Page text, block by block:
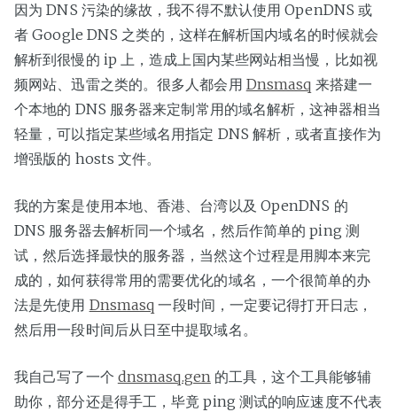
因为 DNS 污染的缘故，我不得不默认使用 OpenDNS 或
者 Google DNS 之类的，这样在解析国内域名的时候就会
解析到很慢的 ip 上，造成上国内某些网站相当慢，比如视
频网站、迅雷之类的。很多人都会用 Dnsmasq 来搭建一
个本地的 DNS 服务器来定制常用的域名解析，这神器相当
轻量，可以指定某些域名用指定 DNS 解析，或者直接作为
增强版的 hosts 文件。
我的方案是使用本地、香港、台湾以及 OpenDNS 的
DNS 服务器去解析同一个域名，然后作简单的 ping 测
试，然后选择最快的服务器，当然这个过程是用脚本来完
成的，如何获得常用的需要优化的域名，一个很简单的办
法是先使用 Dnsmasq 一段时间，一定要记得打开日志，
然后用一段时间后从日至中提取域名。
我自己写了一个 dnsmasq.gen的工具，这个工具能够辅
助你，部分还是得手工，毕竟 ping 测试的响应速度不代表